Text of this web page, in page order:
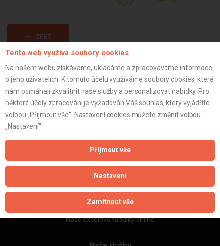
ZPĚT
Aktualizováno z portálu ARES dne 04.12.2025 08:15:03
Naše firmy a řemeslníci
Zpracování a ochrana osobních údajů
Zásady pro používání souborů cookie
Naše excelové tabulky online
Tento web využívá soubory cookies
Na našem webu získáváme, ukládáme a zpracováváme informace
o jeho uživatelích. K tomuto účelu využíváme soubory cookies, které
nám pomáhají zkvalitnit naše služby a personalizovat nabídky. Pro
některé účely zpracování je vyžadován Váš souhlas, který vyjádříte
volbou „Přijmout vše“. Nastavení cookies můžete změnit volbou
„Nastavení“.
Přijmout vše
Nastavení
Zamítnout vše